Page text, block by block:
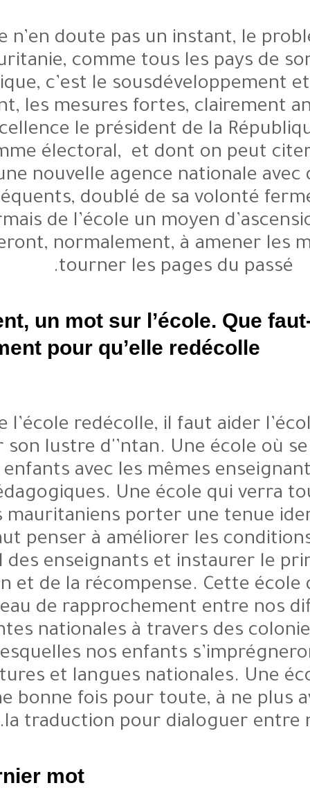
Oui, je n’en doute pas un
Mauritanie, comme tous
économique, c’est le
Justement, les mesures fortes,
Son Excellence le président
programme électoral, et dont
pied d’une nouvelle agence
conséquents, doublé de sa
désormais de l’école un
contribueront, normalement, à
tourner les
Justement, un mot sur
réellement pour qu’elle
Pour que l’école redécolle, il
retrouver son lustre d'’ntan.
tous nos enfants avec les
outils pédagogiques. Une
écoliers mauritaniens porter
cela, il faut penser à améliorer
travail des enseignants et
sanction et de la
créneau de
composantes nationales à
durant lesquelles nos enfants
nos cultures et langues
aidera, une bonne fois pour
la traduction pour
Un dernier mot ?